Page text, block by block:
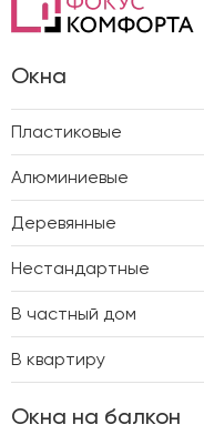
Окна
Пластиковые
Алюминиевые
Деревянные
Нестандартные
В частный дом
В квартиру
Окна на балкон